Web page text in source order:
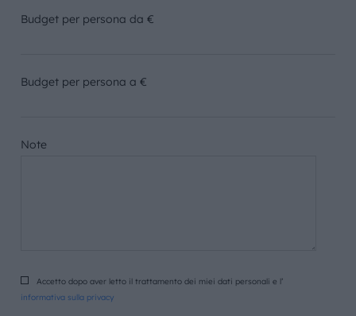
Budget per persona da €
Budget per persona a €
Note
Accetto dopo aver letto il trattamento dei miei dati personali e l’
informativa sulla privacy